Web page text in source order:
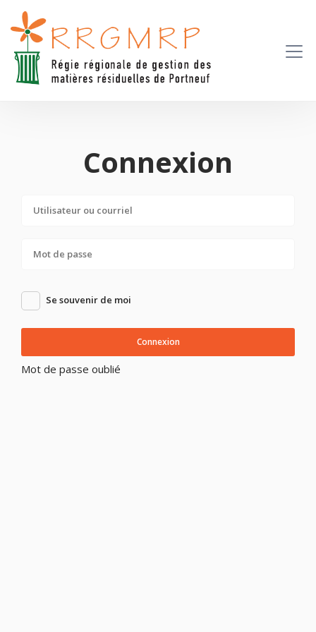
Connexion
Se souvenir de moi
Connexion
Mot de passe oublié